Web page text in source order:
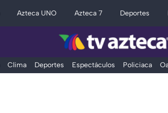
Azteca UNO Azteca 7 Deportes
Clima Deportes Espectáculos Policiaca